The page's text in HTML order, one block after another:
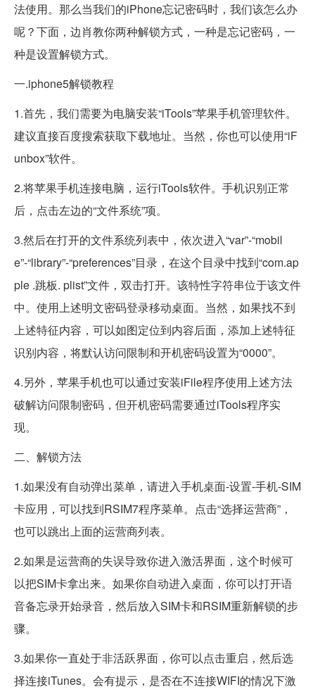
法使用。那么当我们的iPhone忘记密码时，我们该怎么办
呢？下面，边肖教你两种解锁方式，一种是忘记密码，一
种是设置解锁方式。
一.iphone5解锁教程
1.首先，我们需要为电脑安装“iTools”苹果手机管理软件。
建议直接百度搜索获取下载地址。当然，你也可以使用“iF
unbox”软件。
2.将苹果手机连接电脑，运行iTools软件。手机识别正常
后，点击左边的“文件系统”项。
3.然后在打开的文件系统列表中，依次进入“var”-“mobil
e”-“library”-“preferences”目录，在这个目录中找到“com.ap
ple .跳板. plist”文件，双击打开。该特性字符串位于该文件
中。使用上述明文密码登录移动桌面。当然，如果找不到
上述特征内容，可以如图定位到内容后面，添加上述特征
识别内容，将默认访问限制和开机密码设置为“0000”。
4.另外，苹果手机也可以通过安装iFile程序使用上述方法
破解访问限制密码，但开机密码需要通过iTools程序实
现。
二、解锁方法
1.如果没有自动弹出菜单，请进入手机桌面-设置-手机-SIM
卡应用，可以找到RSIM7程序菜单。点击“选择运营商”，
也可以跳出上面的运营商列表。
2.如果是运营商的失误导致你进入激活界面，这个时候可
以把SIM卡拿出来。如果你自动进入桌面，你可以打开语
音备忘录开始录音，然后放入SIM卡和RSIM重新解锁的步
骤。
3.如果你一直处于非活跃界面，你可以点击重启，然后选
择连接iTunes。会有提示，是否在不连接WIFI的情况下激